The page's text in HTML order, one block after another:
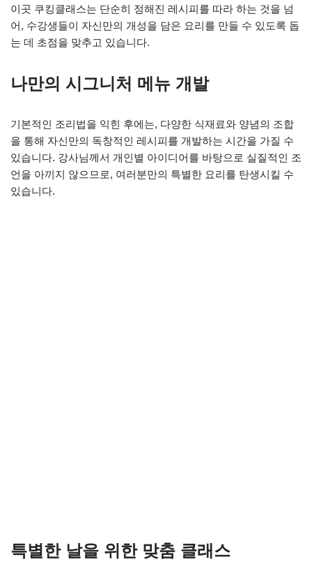
이곳 쿠킹클래스는 단순히 정해진 레시피를 따라 하는 것을 넘
어, 수강생들이 자신만의 개성을 담은 요리를 만들 수 있도록 돕
는 데 초점을 맞추고 있습니다.
나만의 시그니처 메뉴 개발
기본적인 조리법을 익힌 후에는, 다양한 식재료와 양념의 조합
을 통해 자신만의 독창적인 레시피를 개발하는 시간을 가질 수
있습니다. 강사님께서 개인별 아이디어를 바탕으로 실질적인 조
언을 아끼지 않으므로, 여러분만의 특별한 요리를 탄생시킬 수
있습니다.
특별한 날을 위한 맞춤 클래스